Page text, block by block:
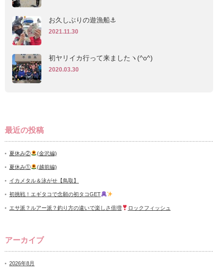
お久しぶりの遊漁船⚓︎
2021.11.30
初ヤリイカ行って来ましたヽ(^o^)
2020.03.30
最近の投稿
夏休み② (金沢編)
夏休み① (越前編)
イカメタル＆泳がせ【鳥取】
初挑戦！エギタコで念願の初タコGET
エサ派？ルアー派？釣り方の違いで楽しさ倍増 ロックフィッシュ
アーカイブ
2026年8月